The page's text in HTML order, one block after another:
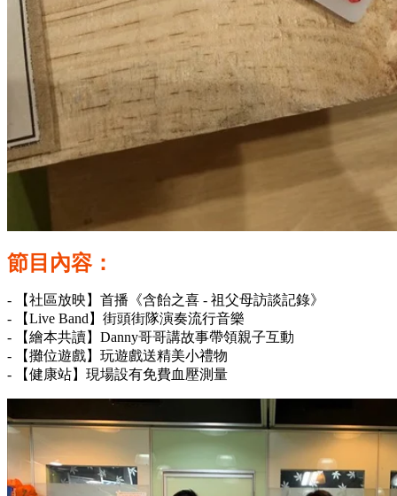
節目內容：
- 【社區放映】首播《含飴之喜 - 祖父母訪談記錄》
- 【Live Band】街頭街隊演奏流行音樂
- 【繪本共讀】Danny哥哥講故事帶領親子互動
- 【攤位遊戲】玩遊戲送精美小禮物
- 【健康站】現場設有免費血壓測量